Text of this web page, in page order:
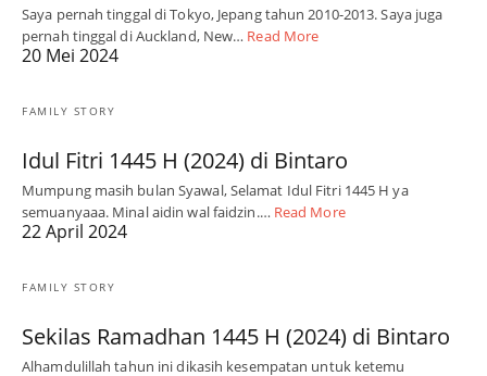
Saya pernah tinggal di Tokyo, Jepang tahun 2010-2013. Saya juga
pernah tinggal di Auckland, New… Read More
20 Mei 2024
FAMILY STORY
Idul Fitri 1445 H (2024) di Bintaro
Mumpung masih bulan Syawal, Selamat Idul Fitri 1445 H ya
semuanyaaa. Minal aidin wal faidzin.… Read More
22 April 2024
FAMILY STORY
Sekilas Ramadhan 1445 H (2024) di Bintaro
Alhamdulillah tahun ini dikasih kesempatan untuk ketemu